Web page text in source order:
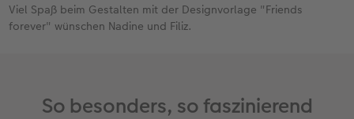
Viel Spaß beim Gestalten mit der Designvorlage "Friends
forever" wünschen Nadine und Filiz.
So besonders, so faszinierend